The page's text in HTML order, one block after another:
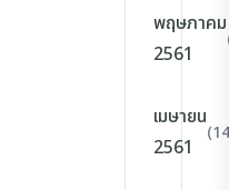
พฤษภาคม
2561
เมษายน
2561